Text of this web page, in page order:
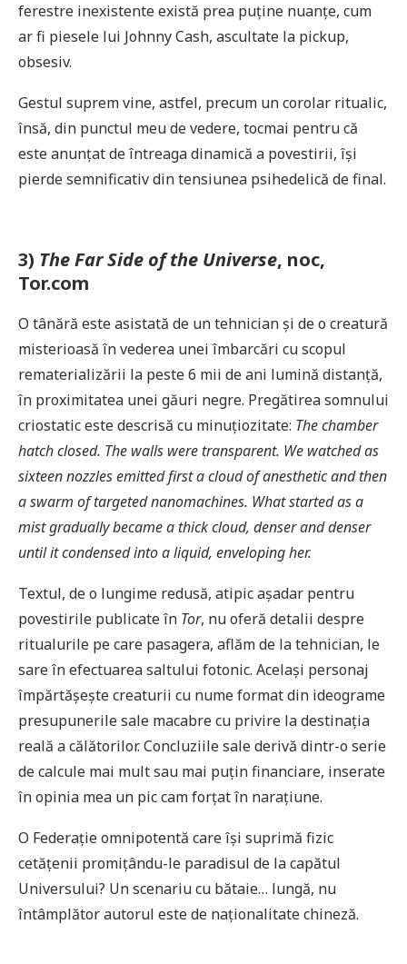
ferestre inexistente există prea puține nuanțe, cum
ar fi piesele lui Johnny Cash, ascultate la pickup,
obsesiv.
Gestul suprem vine, astfel, precum un corolar ritualic,
însă, din punctul meu de vedere, tocmai pentru că
este anunțat de întreaga dinamică a povestirii, își
pierde semnificativ din tensiunea psihedelică de final.
3) The Far Side of the Universe, noc,
Tor.com
O tânără este asistată de un tehnician și de o creatură
misterioasă în vederea unei îmbarcări cu scopul
rematerializării la peste 6 mii de ani lumină distanță,
în proximitatea unei găuri negre. Pregătirea somnului
criostatic este descrisă cu minuțiozitate: The chamber
hatch closed. The walls were transparent. We watched as
sixteen nozzles emitted first a cloud of anesthetic and then
a swarm of targeted nanomachines. What started as a
mist gradually became a thick cloud, denser and denser
until it condensed into a liquid, enveloping her.
Textul, de o lungime redusă, atipic așadar pentru
povestirile publicate în Tor, nu oferă detalii despre
ritualurile pe care pasagera, aflăm de la tehnician, le
sare în efectuarea saltului fotonic. Același personaj
împărtășește creaturii cu nume format din ideograme
presupunerile sale macabre cu privire la destinația
reală a călătorilor. Concluziile sale derivă dintr-o serie
de calcule mai mult sau mai puțin financiare, inserate
în opinia mea un pic cam forțat în narațiune.
O Federație omnipotentă care își suprimă fizic
cetățenii promițându-le paradisul de la capătul
Universului? Un scenariu cu bătaie… lungă, nu
întâmplător autorul este de naționalitate chineză.